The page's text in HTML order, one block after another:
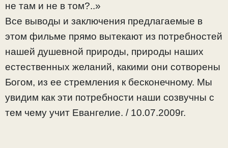
не там и не в том?..»
Все выводы и заключения предлагаемые в
этом фильме прямо вытекают из потребностей
нашей душевной природы, природы наших
естественных желаний, какими они сотворены
Богом, из ее стремления к бесконечному. Мы
увидим как эти потребности наши созвучны с
тем чему учит Евангелие. / 10.07.2009г.